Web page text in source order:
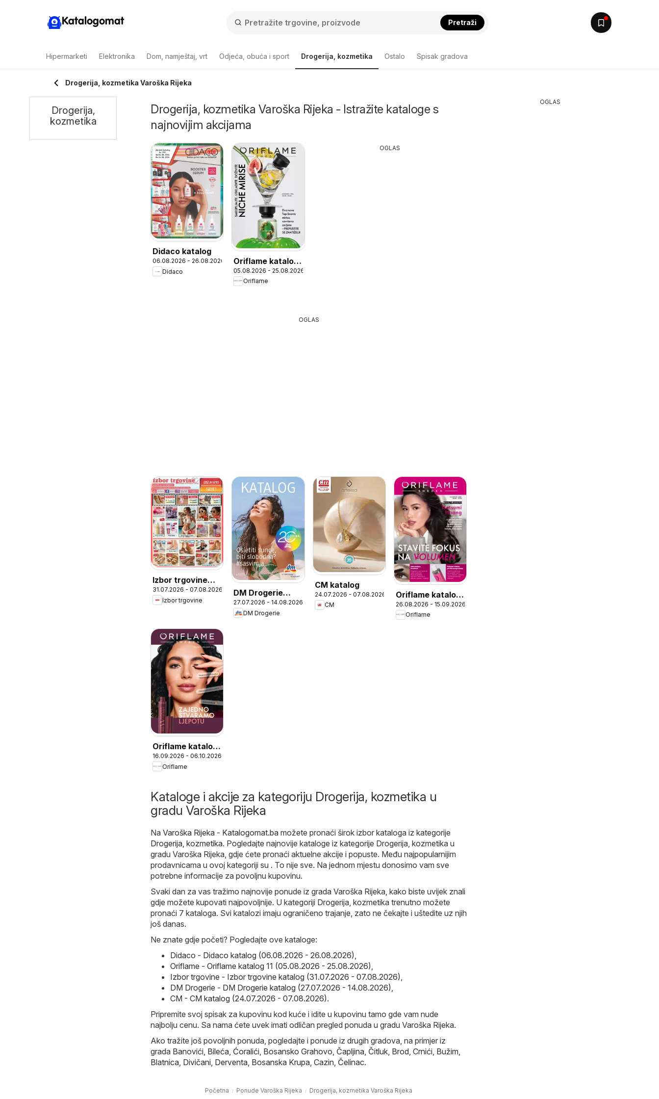
Katalogomat Pretraži
Hipermarketi Elektronika Dom, namještaj, vrt Odjeća, obuća i sport Drogerija, kozmetika Ostalo Spisak gradova
Drogerija, kozmetika Varoška Rijeka
Drogerija, kozmetika Varoška Rijeka - Istražite kataloge s
najnovijim akcijama
Didaco katalog
06.08.2026 - 26.08.2026
Didaco
Oriflame katalog
11
05.08.2026 - 25.08.2026
Oriflame
OGLAS
OGLAS
Izbor trgovine
katalog
31.07.2026 - 07.08.2026
Izbor trgovine
DM Drogerie
katalog
27.07.2026 - 14.08.2026
DM Drogerie
CM katalog
24.07.2026 - 07.08.2026
CM
Oriflame katalog
12
26.08.2026 - 15.09.2026
Oriflame
Oriflame katalog
13
16.09.2026 - 06.10.2026
Oriflame
Kataloge i akcije za kategoriju Drogerija, kozmetika u
gradu Varoška Rijeka
Na Varoška Rijeka - Katalogomat.ba možete pronaći širok izbor kataloga iz kategorije
Drogerija, kozmetika. Pogledajte najnovije kataloge iz kategorije Drogerija, kozmetika u
gradu Varoška Rijeka, gdje ćete pronaći aktuelne akcije i popuste. Među najpopularnijim
prodavnicama u ovoj kategoriji su . To nije sve. Na jednom mjestu donosimo vam sve
potrebne informacije za povoljnu kupovinu.
Svaki dan za vas tražimo najnovije ponude iz grada Varoška Rijeka, kako biste uvijek znali
gdje možete kupovati najpovoljnije. U kategoriji Drogerija, kozmetika trenutno možete
pronaći 7 kataloga. Svi katalozi imaju ograničeno trajanje, zato ne čekajte i uštedite uz njih
još danas.
Ne znate gdje početi? Pogledajte ove kataloge:
Didaco - Didaco katalog (06.08.2026 - 26.08.2026),
Oriflame - Oriflame katalog 11 (05.08.2026 - 25.08.2026),
Izbor trgovine - Izbor trgovine katalog (31.07.2026 - 07.08.2026),
DM Drogerie - DM Drogerie katalog (27.07.2026 - 14.08.2026),
CM - CM katalog (24.07.2026 - 07.08.2026).
Pripremite svoj spisak za kupovinu kod kuće i idite u kupovinu tamo gde vam nude
najbolju cenu. Sa nama ćete uvek imati odličan pregled ponuda u gradu Varoška Rijeka.
Ako tražite još povoljnih ponuda, pogledajte i ponude iz drugih gradova, na primjer iz
grada Banovići, Bileća, Ćoralići, Bosansko Grahovo, Čapljina, Čitluk, Brod, Crnići, Bužim,
Blatnica, Divičani, Derventa, Bosanska Krupa, Cazin, Čelinac.
Početna Ponude Varoška Rijeka Drogerija, kozmetika Varoška Rijeka
Drogerija,
kozmetika
OGLAS